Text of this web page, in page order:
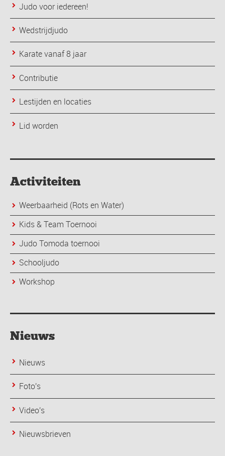
Judo voor iedereen!
Wedstrijdjudo
Karate vanaf 8 jaar
Contributie
Lestijden en locaties
Lid worden
Activiteiten
Weerbaarheid (Rots en Water)
Kids & Team Toernooi
Judo Tomoda toernooi
Schooljudo
Workshop
Nieuws
Nieuws
Foto's
Video's
Nieuwsbrieven